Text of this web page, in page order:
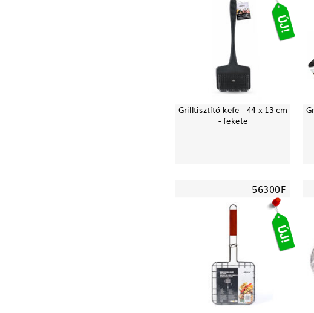
Grilltisztító kefe - 44 x 13 cm
- fekete
56300F